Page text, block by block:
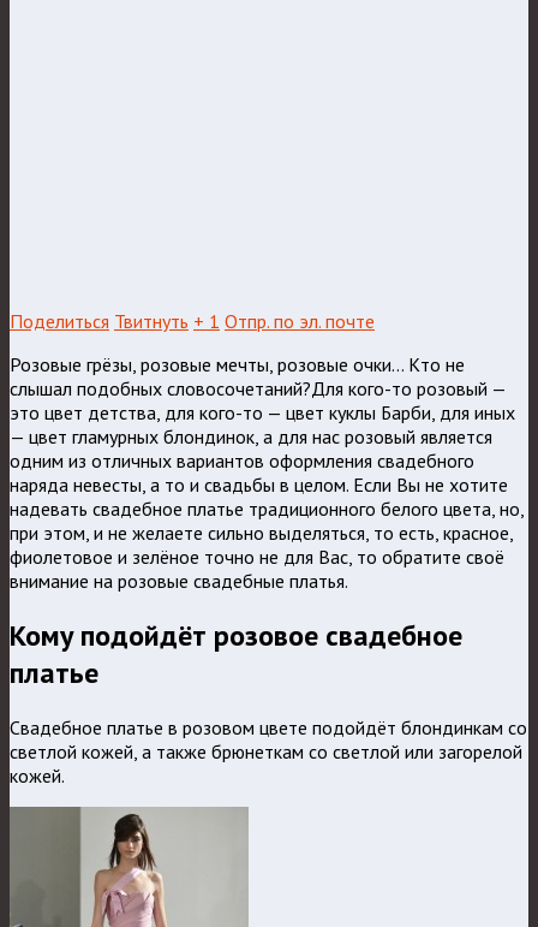
Поделиться Твитнуть + 1 Отпр. по эл. почте
Розовые грёзы, розовые мечты, розовые очки... Кто не
слышал подобных словосочетаний?Для кого-то розовый —
это цвет детства, для кого-то — цвет куклы Барби, для иных
— цвет гламурных блондинок, а для нас розовый является
одним из отличных вариантов оформления свадебного
наряда невесты, а то и свадьбы в целом. Если Вы не хотите
надевать свадебное платье традиционного белого цвета, но,
при этом, и не желаете сильно выделяться, то есть, красное,
фиолетовое и зелёное точно не для Вас, то обратите своё
внимание на розовые свадебные платья.
Кому подойдёт розовое свадебное
платье
Свадебное платье в розовом цвете подойдёт блондинкам со
светлой кожей, а также брюнеткам со светлой или загорелой
кожей.